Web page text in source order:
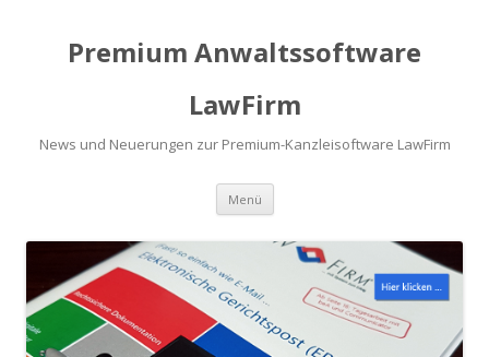
Premium Anwaltssoftware
LawFirm
News und Neuerungen zur Premium-Kanzleisoftware LawFirm
Menü